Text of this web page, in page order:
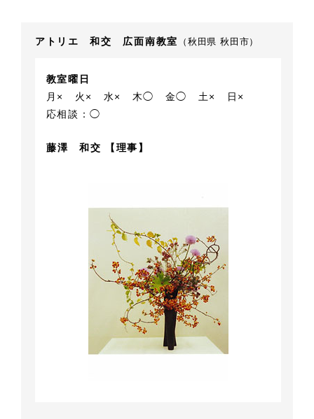
アトリエ 和交 広面南教室 （秋田県 秋田市）
教室曜日
月×
火× 水× 木◯ 金◯ 土×
日×
応相談：◯
藤澤 和交 【理事】